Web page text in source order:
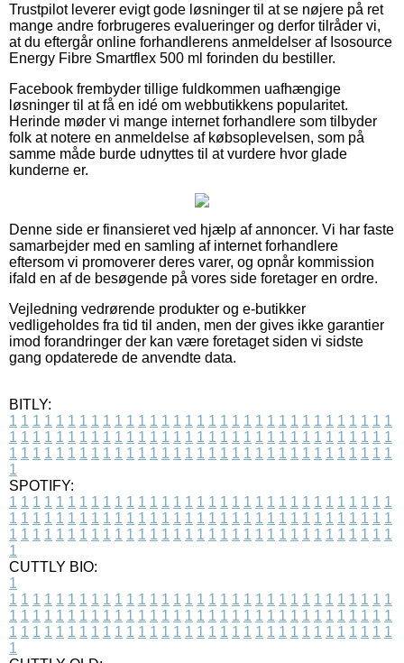
Trustpilot leverer evigt gode løsninger til at se nøjere på ret
mange andre forbrugeres evalueringer og derfor tilråder vi,
at du eftergår online forhandlerens anmeldelser af Isosource
Energy Fibre Smartflex 500 ml forinden du bestiller.
Facebook frembyder tillige fuldkommen uafhængige
løsninger til at få en idé om webbutikkens popularitet.
Herinde møder vi mange internet forhandlere som tilbyder
folk at notere en anmeldelse af købsoplevelsen, som på
samme måde burde udnyttes til at vurdere hvor glade
kunderne er.
Denne side er finansieret ved hjælp af annoncer. Vi har faste
samarbejder med en samling af internet forhandlere
eftersom vi promoverer deres varer, og opnår kommission
ifald en af de besøgende på vores side foretager en ordre.
Vejledning vedrørende produkter og e-butikker
vedligeholdes fra tid til anden, men der gives ikke garantier
imod forandringer der kan være foretaget siden vi sidste
gang opdaterede de anvendte data.
BITLY:
1 1 1 1 1 1 1 1 1 1 1 1 1 1 1 1 1 1 1 1 1 1 1 1 1 1 1 1 1 1 1 1 1
1 1 1 1 1 1 1 1 1 1 1 1 1 1 1 1 1 1 1 1 1 1 1 1 1 1 1 1 1 1 1 1 1
1 1 1 1 1 1 1 1 1 1 1 1 1 1 1 1 1 1 1 1 1 1 1 1 1 1 1 1 1 1 1 1 1
1
SPOTIFY:
1 1 1 1 1 1 1 1 1 1 1 1 1 1 1 1 1 1 1 1 1 1 1 1 1 1 1 1 1 1 1 1 1
1 1 1 1 1 1 1 1 1 1 1 1 1 1 1 1 1 1 1 1 1 1 1 1 1 1 1 1 1 1 1 1 1
1 1 1 1 1 1 1 1 1 1 1 1 1 1 1 1 1 1 1 1 1 1 1 1 1 1 1 1 1 1 1 1 1
1
CUTTLY BIO:
1
1 1 1 1 1 1 1 1 1 1 1 1 1 1 1 1 1 1 1 1 1 1 1 1 1 1 1 1 1 1 1 1 1
1 1 1 1 1 1 1 1 1 1 1 1 1 1 1 1 1 1 1 1 1 1 1 1 1 1 1 1 1 1 1 1 1
1 1 1 1 1 1 1 1 1 1 1 1 1 1 1 1 1 1 1 1 1 1 1 1 1 1 1 1 1 1 1 1 1
1